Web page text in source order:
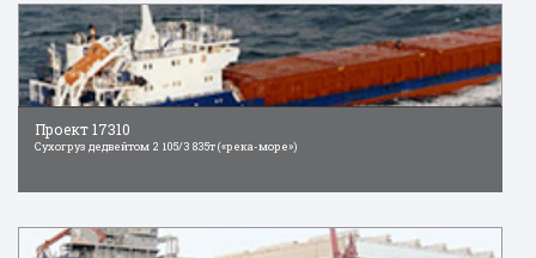
Проект 17310
Сухогруз дедвейтом 2 105/3 835т («река-море»)